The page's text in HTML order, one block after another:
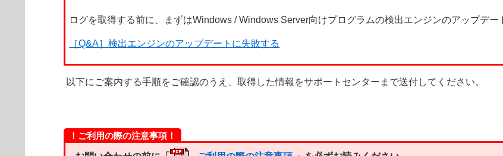
ログを取得する前に、まずはWindows / Windows Server向けプログラムの検出エンジンのアップデー
［Q&A］検出エンジンのアップデートに失敗する
以下にご案内する手順をご確認のうえ、取得した情報をサポートセンターまで送付してください。
！ご利用の際の注意事項！